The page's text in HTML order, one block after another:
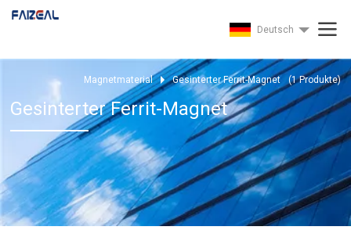
Deutsch
Magnetmaterial Gesinterter Ferrit-Magnet (1Produkte)
Gesinterter Ferrit-Magnet